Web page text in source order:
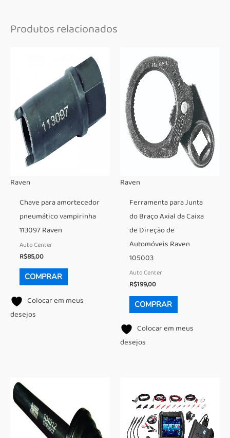
Produtos relacionados
Raven
Chave para amortecedor
pneumático vampirinha
113097 Raven
Auto Center
R$85,00
COMPRAR
Colocar em meus
desejos
Raven
Ferramenta para Junta
do Braço Axial da Caixa
de Direção de
Automóveis Raven
105003
Auto Center
R$199,00
COMPRAR
Colocar em meus
desejos